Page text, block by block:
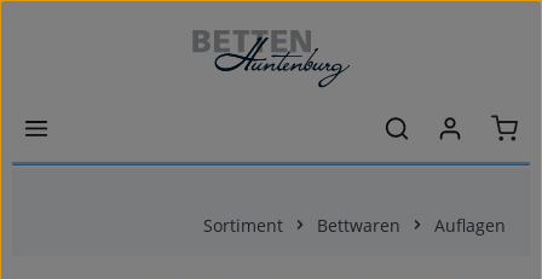
Zum Hauptinhalt springen
Sortiment Bettwaren Auflagen